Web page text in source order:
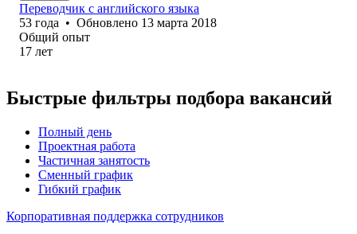
Переводчик с английского языка
53 года • Обновлено 13 марта 2018
Общий опыт
17 лет
Быстрые фильтры подбора вакансий
Полный день
Проектная работа
Частичная занятость
Сменный график
Гибкий график
Корпоративная поддержка сотрудников